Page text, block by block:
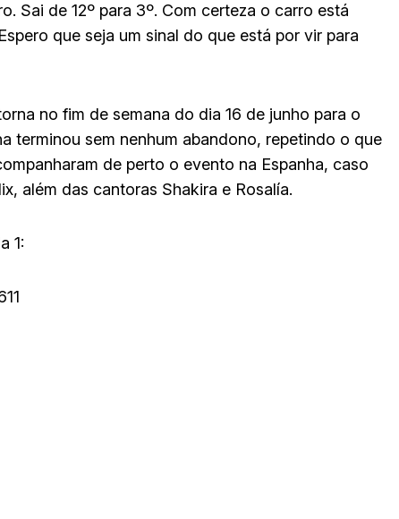
Sai de 12º para 3º. Com certeza o carro está
que seja um sinal do que está por vir para
no fim de semana do dia 16 de junho para o
terminou sem nenhum abandono, repetindo o que
de perto o evento na Espanha, caso
além das cantoras Shakira e Rosalía.
1: